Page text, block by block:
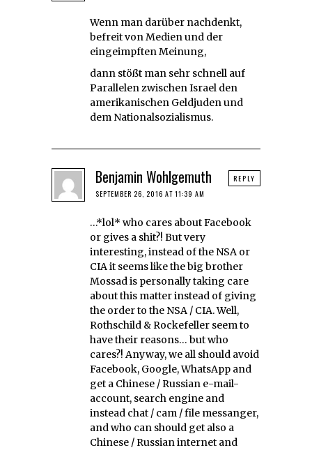
Wenn man darüber nachdenkt,
befreit von Medien und der
eingeimpften Meinung,
dann stößt man sehr schnell auf
Parallelen zwischen Israel den
amerikanischen Geldjuden und
dem Nationalsozialismus.
Benjamin Wohlgemuth
SEPTEMBER 26, 2016 AT 11:39 AM
…*lol* who cares about Facebook
or gives a shit?! But very
interesting, instead of the NSA or
CIA it seems like the big brother
Mossad is personally taking care
about this matter instead of giving
the order to the NSA / CIA. Well,
Rothschild & Rockefeller seem to
have their reasons… but who
cares?! Anyway, we all should avoid
Facebook, Google, WhatsApp and
get a Chinese / Russian e-mail-
account, search engine and
instead chat / cam / file messanger,
and who can should get also a
Chinese / Russian internet and
REPLY